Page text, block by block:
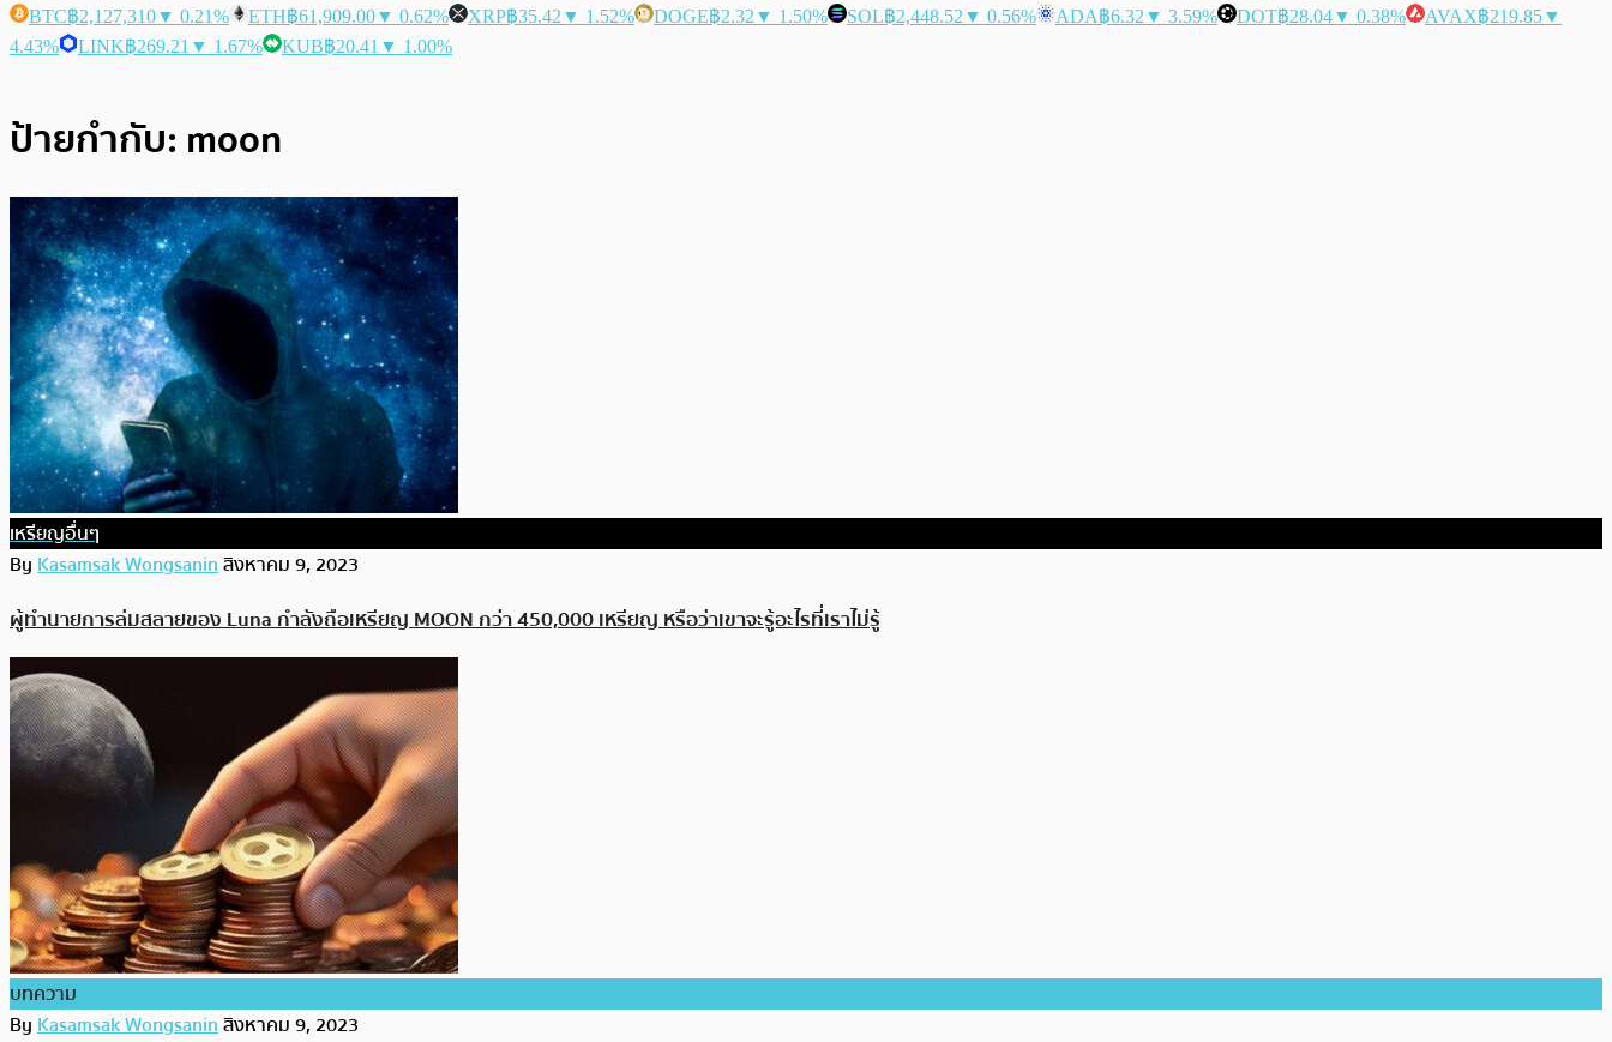
BTC฿2,127,310▼ 0.21% ETH฿61,909.00▼ 0.62% XRP฿35.42 ▼ 1.52% DOGE฿2.32 ▼ 1.50% SOL฿2,448.52 ▼ 0.56% ADA฿6.32 ▼ 3.59% DOT฿28.04▼ 0.38% AVAX฿219.85▼
4.43%
LINK฿269.21 ▼ 1.67% KUB฿20.41 ▼ 1.00%
ป้ายกำกับ: moon
เหรียญอื่นๆ
ByKasamsak Wongsaninสิงหาคม 9, 2023
ผู้ทำนายการล่มสลายของ Luna กำลังถือเหรียญ MOON กว่า 450,000 เหรียญ หรือว่าเขาจะรู้อะไรที่เราไม่รู้
บทความ
ByKasamsak Wongsaninสิงหาคม 9, 2023